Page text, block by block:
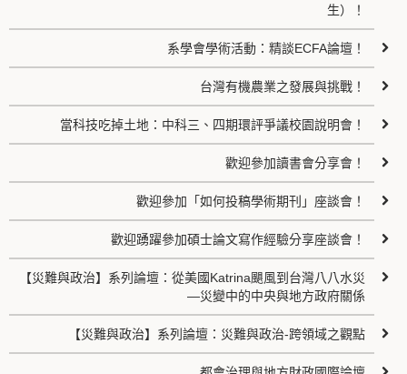
生）！
系學會學術活動：精談ECFA論壇！
台灣有機農業之發展與挑戰！
當科技吃掉土地：中科三、四期環評爭議校園說明會！
歡迎參加讀書會分享會！
歡迎參加「如何投稿學術期刊」座談會！
歡迎踴躍參加碩士論文寫作經驗分享座談會！
【災難與政治】系列論壇：從美國Katrina颶風到台灣八八水災
—災變中的中央與地方政府關係
【災難與政治】系列論壇：災難與政治-跨領域之觀點